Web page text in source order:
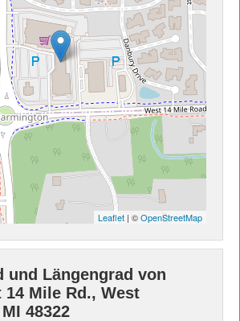
Leaflet | ©OpenStreetMap
und Längengrad von
14 Mile Rd., West
48322